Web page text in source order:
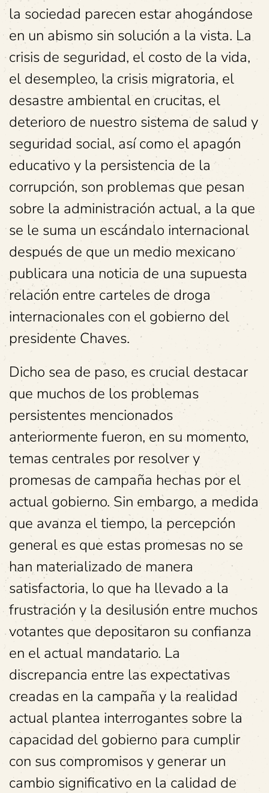
la sociedad parecen estar ahogándose
en un abismo sin solución a la vista. La
crisis de seguridad, el costo de la vida,
el desempleo, la crisis migratoria, el
desastre ambiental en crucitas, el
deterioro de nuestro sistema de salud y
seguridad social, así como el apagón
educativo y la persistencia de la
corrupción, son problemas que pesan
sobre la administración actual, a la que
se le suma un escándalo internacional
después de que un medio mexicano
publicara una noticia de una supuesta
relación entre carteles de droga
internacionales con el gobierno del
presidente Chaves.
Dicho sea de paso, es crucial destacar
que muchos de los problemas
persistentes mencionados
anteriormente fueron, en su momento,
temas centrales por resolver y
promesas de campaña hechas por el
actual gobierno. Sin embargo, a medida
que avanza el tiempo, la percepción
general es que estas promesas no se
han materializado de manera
satisfactoria, lo que ha llevado a la
frustración y la desilusión entre muchos
votantes que depositaron su confianza
en el actual mandatario. La
discrepancia entre las expectativas
creadas en la campaña y la realidad
actual plantea interrogantes sobre la
capacidad del gobierno para cumplir
con sus compromisos y generar un
cambio significativo en la calidad de